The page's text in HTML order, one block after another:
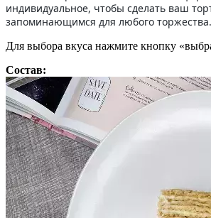
индивидуальное, чтобы сделать ваш
запоминающимся для любого торжества.
Для выбора вкуса нажмите кнопку
Состав: